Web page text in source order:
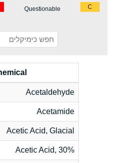
C
Questionable
Acetaldehyde
Acetamide
Acetic Acid, Glacial
Acetic Acid, 30%